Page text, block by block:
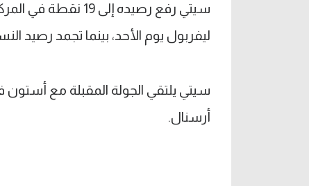
ليفربول يوم الأحد، بينما تجمد رصيد النسور عند 14 نقطة في
سيتي يلتقي الجولة المقبلة مع
أرسنال.